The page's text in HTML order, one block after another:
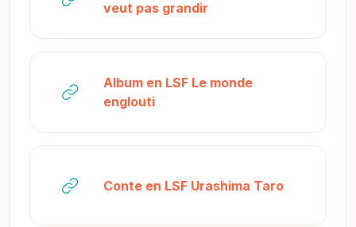
veut pas grandir
Album en LSF Le monde
engloutiURL
Conte en LSF Urashima TaroURL